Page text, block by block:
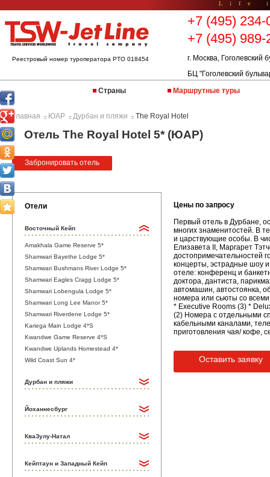
Life
Реестровый номер туроператора РТО 018454
+7 (495) 234-
+7 (495) 989-
г. Москва, Гоголевский
БЦ "Гоголевский
Страны
Маршрутные туры
Главная :: ЮАР :: Дурбан и пляжи :: The Royal Hotel
Отель The Royal Hotel 5* (ЮАР)
Забронировать отель
Отели
Восточный Кейп
Amakhala Game Reserve 5*
Shamwari Bayethe Lodge 5*
Shamwari Bushmans River Lodge 5*
Shamwari Eagles Cragg Lodge 5*
Shamwari Lobengula Lodge 5*
Shamwari Long Lee Manor 5*
Shamwari Riverdene Lodge 5*
Kariega Main Lodge 4*S
Kwandwe Game Reserve 4*S
Kwandwe Uplands Homestead 4*
Wild Coast Sun 4*
Дурбан и пляжи
Йоханнесбург
КваЗулу-Натал
Кейптаун и Западный Кейп
Цены по запросу
Первый отель в Дурбане,
многих знаменитостей. В
и царствующие особы. В
Елизавета II, Маргарет
достопримечательностей
концерты, эстрадные шоу
отеле: конференц и
доктора, дантиста,
автомашин, автостоянка,
номера или сьюты со
* Executive Rooms (3) *
(2) Номера с отдельными
кабельными каналами,
приготовления чая/ кофе,
Оставить заявку